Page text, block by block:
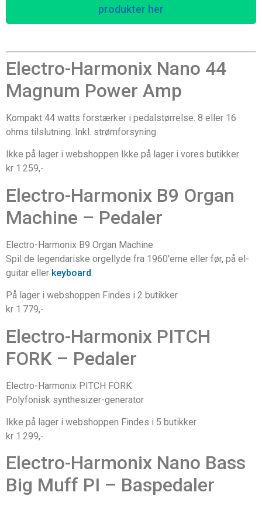
produkter her
Electro-Harmonix Nano 44
Magnum Power Amp
Kompakt 44 watts forstærker i pedalstørrelse. 8 eller 16
ohms tilslutning. Inkl. strømforsyning.
Ikke på lager i webshoppen Ikke på lager i vores butikker
kr 1.259,-
Electro-Harmonix B9 Organ
Machine – Pedaler
Electro-Harmonix B9 Organ Machine
Spil de legendariske orgellyde fra 1960’erne eller før, på el-
guitar eller keyboard
På lager i webshoppen Findes i 2 butikker
kr 1.779,-
Electro-Harmonix PITCH
FORK – Pedaler
Electro-Harmonix PITCH FORK
Polyfonisk synthesizer-generator
Ikke på lager i webshoppen Findes i 5 butikker
kr 1.299,-
Electro-Harmonix Nano Bass
Big Muff PI – Baspedaler